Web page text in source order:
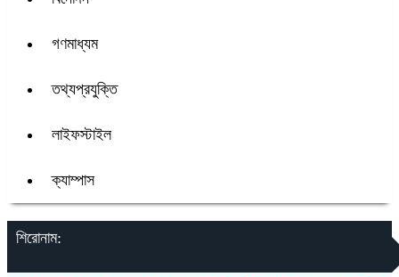
গণমাধ্যম
তথ্যপ্রযুক্তি
লাইফস্টাইল
ক্যাম্পাস
শিরোনাম: